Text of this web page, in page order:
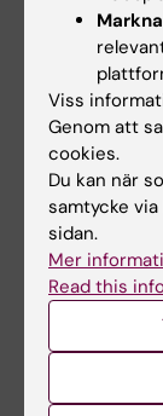
1 jul 2026
Nu stärks det
kollegiala
på KI
Från och med den
tillträder nya
ledamöter för…
Viss
Genom att
cookies.
Du kan när
samtycke
sidan.
Mer
Read this